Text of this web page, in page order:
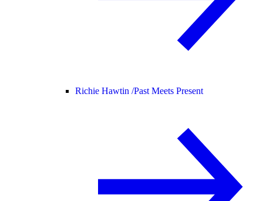
Richie Hawtin /Past Meets Present